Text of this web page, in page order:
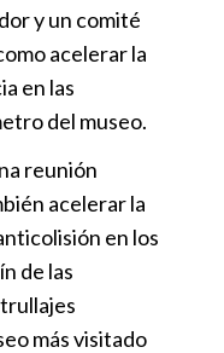
y un comité
acelerar la
en las
del museo.
reunión
acelerar la
en los
de las
más visitado